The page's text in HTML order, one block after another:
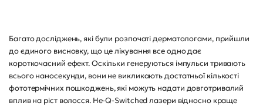
Багато досліджень, які були розпочаті дерматологами, прийшли
до єдиного висновку, що це лікування все одно дає
короткочасний ефект. Оскільки генеруються імпульси тривають
всього наносекунди, вони не викликають достатньої кількості
фототермічних пошкоджень, які можуть надати довготривалий
вплив на ріст волосся. Не-Q-Switched лазери відносно краще